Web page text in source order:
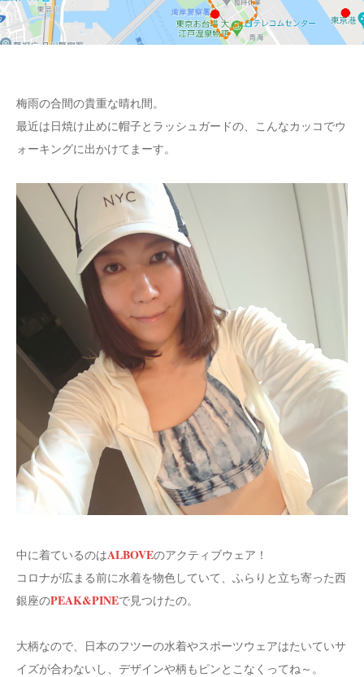
梅雨の合間の貴重な晴れ間。
最近は日焼け止めに帽子とラッシュガードの、こんなカッコでウ
ォーキングに出かけてまーす。
中に着ているのはALBOVEのアクティブウェア！
コロナが広まる前に水着を物色していて、ふらりと立ち寄った西
銀座のPEAK&PINEで見つけたの。
大柄なので、日本のフツーの水着やスポーツウェアはたいていサ
イズが合わないし、デザインや柄もピンとこなくってね～。